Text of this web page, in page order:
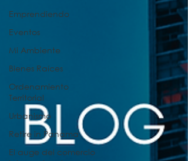
Emprendiendo
Eventos
Mi Ambiente
Bienes Raíces
Ordenamiento
Territorial
Urbanismo
Retire in Panama
El auge del comercio